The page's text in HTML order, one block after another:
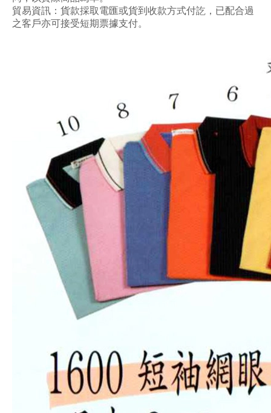
貿易資訊：貨款採取電匯或貨到收款方式付訖，已配合過
之客戶亦可接受短期票據支付。